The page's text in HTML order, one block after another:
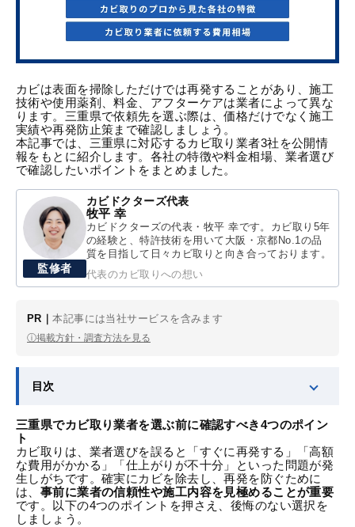
カビは表面を掃除しただけでは再発することがあり、施工
技術や使用薬剤、料金、アフターケアは業者によって異な
ります。三重県で依頼先を選ぶ際は、価格だけでなく施工
実績や再発防止策まで確認しましょう。
本記事では、三重県に対応するカビ取り業者3社を公開情
報をもとに紹介します。各社の特徴や料金相場、業者選び
で確認したいポイントをまとめました。
監修者
カビドクターズ代表
牧平 幸
カビドクターズの代表・牧平 幸です。カビ取り5年
の経験と、特許技術を用いて大阪・京都No.1の品
質を目指して日々カビ取りと向き合っております。
代表のカビ取りへの想い
PR｜本記事には当社サービスを含みます
ⓘ掲載方針・調査方法を見る
目次
三重県でカビ取り業者を選ぶ前に確認すべき4つのポイン
ト
カビ取りは、業者選びを誤ると「すぐに再発する」「高額
な費用がかかる」「仕上がりが不十分」といった問題が発
生しがちです。確実にカビを除去し、再発を防ぐために
は、 事前に業者の信頼性や施工内容を見極めることが重要
です。以下の4つのポイントを押さえ、後悔のない選択を
しましょう。